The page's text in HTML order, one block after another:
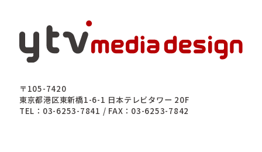
〒105-7420
東京都港区東新橋1-6-1 日本テレビタワー 20F
TEL：03-6253-7841 / FAX：03-6253-7842